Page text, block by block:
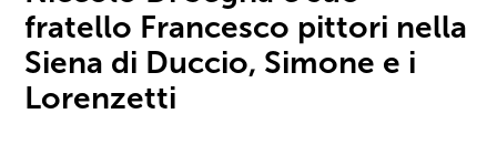
fratello Francesco pittori nella
Siena di Duccio, Simone e i
Lorenzetti